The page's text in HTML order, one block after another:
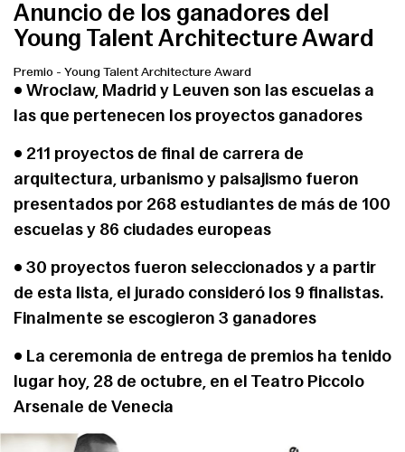
Anuncio de los ganadores del
Young Talent Architecture Award
Premio - Young Talent Architecture Award
• Wroclaw, Madrid y Leuven son las escuelas a
las que pertenecen los proyectos ganadores
• 211 proyectos de final de carrera de
arquitectura, urbanismo y paisajismo fueron
presentados por 268 estudiantes de más de 100
escuelas y 86 ciudades europeas
• 30 proyectos fueron seleccionados y a partir
de esta lista, el jurado consideró los 9 finalistas.
Finalmente se escogieron 3 ganadores
• La ceremonia de entrega de premios ha tenido
lugar hoy, 28 de octubre, en el Teatro Piccolo
Arsenale de Venecia